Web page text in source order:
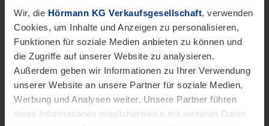
Wir, die Hörmann KG Verkaufsgesellschaft, verwenden
Cookies, um Inhalte und Anzeigen zu personalisieren,
Funktionen für soziale Medien anbieten zu können und
die Zugriffe auf unserer Website zu analysieren.
Außerdem geben wir Informationen zu Ihrer Verwendung
unserer Website an unsere Partner für soziale Medien,
Werbung und Analysen weiter. Unsere Partner führen
diese Informationen möglicherweise mit weiteren Daten